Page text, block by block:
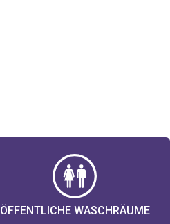
ÖFFENTLICHE WASCHRÄUME